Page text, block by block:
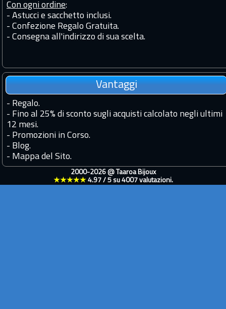
Con ogni ordine:
- Astucci e sacchetto inclusi.
- Confezione Regalo Gratuita.
- Consegna all'indirizzo di sua scelta.
Vantaggi
- Regalo.
- Fino al 25% di sconto sugli acquisti calcolato negli ultimi
12 mesi.
- Promozioni in Corso.
- Blog.
- Mappa del Sito.
2000-2026 @ Taaroa Bijoux
★★★★★ 4.97/ 5su 4007valutazioni.